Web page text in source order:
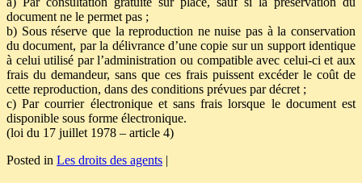
document ne le permet pas ;
b) Sous réserve que la reproduction ne nuise pas à la conservation
du document, par la délivrance d’une copie sur un support identique
à celui utilisé par l’administration ou compatible avec celui-ci et aux
frais du demandeur, sans que ces frais puissent excéder le coût de
cette reproduction, dans des conditions prévues par décret ;
c) Par courrier électronique et sans frais lorsque le document est
disponible sous forme électronique.
(loi du 17 juillet 1978 – article 4)
Posted in Les droits des agents |